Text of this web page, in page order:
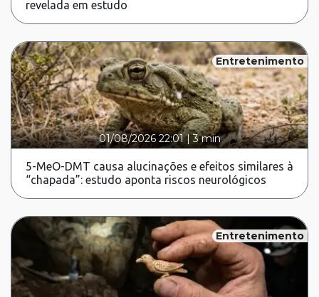
revelada em estudo
Entretenimento
01/08/2026 22:01|3 min
5-MeO-DMT causa alucinações e efeitos similares à
“chapada”: estudo aponta riscos neurológicos
Entretenimento